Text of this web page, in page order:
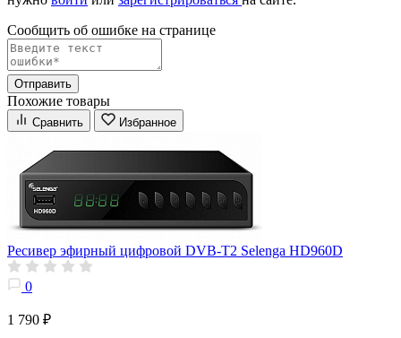
Сообщить об ошибке на страницe
Отправить
Похожие товары
Сравнить Избранное
Ресивер эфирный цифровой DVB-T2 Selenga HD960D
0
1 790 ₽